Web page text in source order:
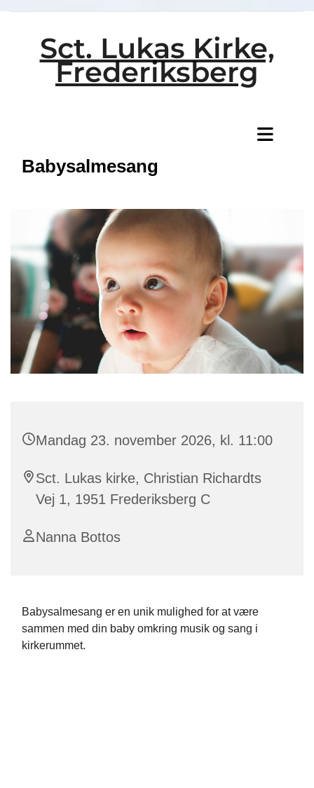
Sct. Lukas Kirke,
Frederiksberg
Babysalmesang
Mandag 23. november 2026, kl. 11:00
Sct. Lukas kirke, Christian Richardts
Vej 1, 1951 Frederiksberg C
Nanna Bottos
Babysalmesang er en unik mulighed for at være
sammen med din baby omkring musik og sang i
kirkerummet.